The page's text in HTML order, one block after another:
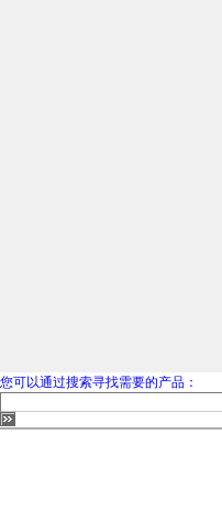
您可以通过搜索寻找需要的产品：